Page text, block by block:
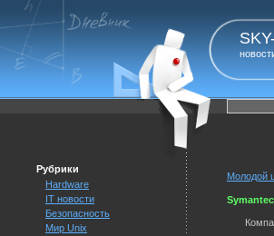
Рубрики
Hardware
IT новости
Безопасность
Мир Unix
Молодой